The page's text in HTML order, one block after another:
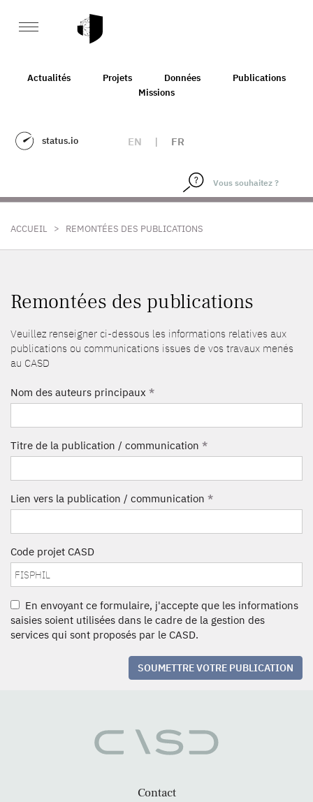
Actualités Projets Données
Publications
Missions
status.io EN | FR
ACCUEIL > REMONTÉES DES PUBLICATIONS
Remontées des publications
Veuillez renseigner ci-dessous les informations relatives aux
publications ou communications issues de vos travaux menés
au CASD
Nom des auteurs principaux *
Titre de la publication / communication *
Lien vers la publication / communication *
Code projet CASD
En envoyant ce formulaire, j'accepte que les informations
saisies soient utilisées dans le cadre de la gestion des
services qui sont proposés par le CASD.
SOUMETTRE VOTRE PUBLICATION
Contact